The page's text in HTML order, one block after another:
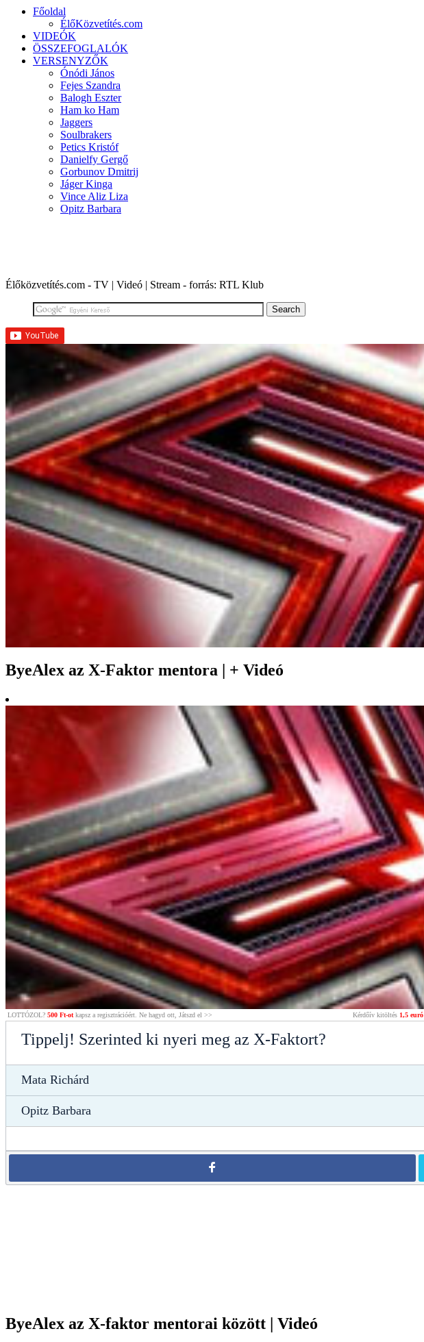
Főoldal
ÉlőKözvetítés.com
VIDEÓK
ÖSSZEFOGLALÓK
VERSENYZŐK
Ónódi János
Fejes Szandra
Balogh Eszter
Ham ko Ham
Jaggers
Soulbrakers
Petics Kristóf
Danielfy Gergő
Gorbunov Dmitrij
Jáger Kinga
Vince Aliz Liza
Opitz Barbara
Élőközvetítés.com - TV | Videó | Stream - forrás: RTL Klub
ByeAlex az X-Faktor mentora | + Videó
LOTTÓZOL? 500 Ft-ot kapsz a regisztrációért. Ne hagyd ott, Játszd el >> Kérdőív kitöltés 1,5 euró
ByeAlex az X-faktor mentorai között | Videó